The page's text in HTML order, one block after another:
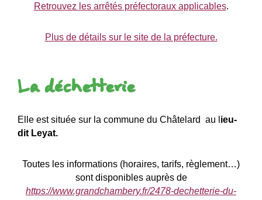
Retrouvez les arrêtés préfectoraux applicables.
Plus de détails sur le site de la préfecture.
La déchetterie
Elle est située sur la commune du Châtelard au l ieu-
dit Leyat.
Toutes les informations (horaires, tarifs, règlement…)
sont disponibles auprès de
https://www.grandchambery.fr/2478-dechetterie-du-